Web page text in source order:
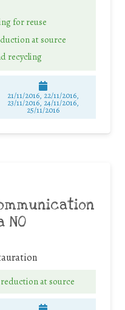
for reuse
at source
recycling
21/11/2016, 22/11/2016,
23/11/2016, 24/11/2016,
25/11/2016
NO
at source